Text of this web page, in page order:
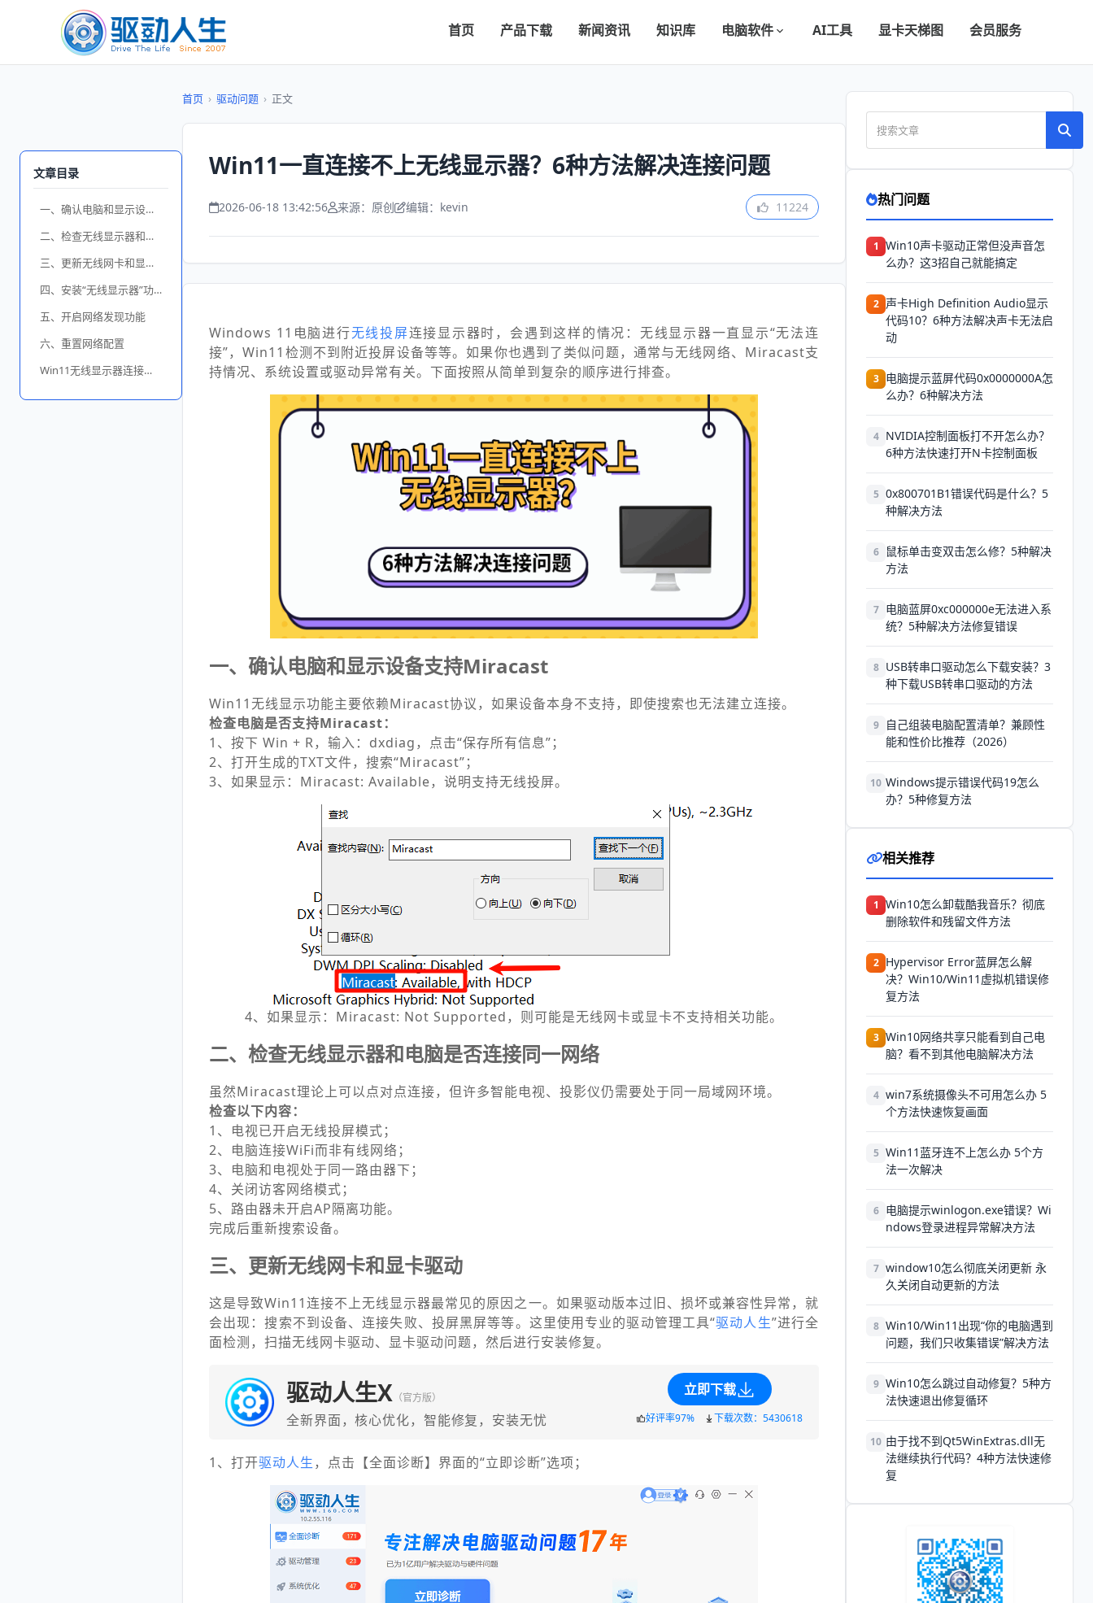
首页 产品下载 新闻资讯 知识库 电脑软件 AI工具 显卡天梯图 会员服务
文章目录
一、确认电脑和显示设备支持Miracast
二、检查无线显示器和电脑是否连接同一网络
三、更新无线网卡和显卡驱动
四、安装“无线显示器”功能组件
五、开启网络发现功能
六、重置网络配置
Win11无线显示器连接步骤
首页 › 驱动问题 › 正文
Win11一直连接不上无线显示器？6种方法解决连接问题
2026-06-18 13:42:56 来源：原创 编辑：kevin 11224
Windows 11电脑进行无线投屏连接显示器时，会遇到这样的情况：无线显示器一直显示“无法连
接”，Win11检测不到附近投屏设备等等。如果你也遇到了类似问题，通常与无线网络、Miracast支
持情况、系统设置或驱动异常有关。下面按照从简单到复杂的顺序进行排查。
一、确认电脑和显示设备支持Miracast
Win11无线显示功能主要依赖Miracast协议，如果设备本身不支持，即使搜索也无法建立连接。
检查电脑是否支持Miracast：
1、按下 Win + R，输入：dxdiag，点击“保存所有信息”；
2、打开生成的TXT文件，搜索“Miracast”；
3、如果显示：Miracast: Available，说明支持无线投屏。
4、如果显示：Miracast: Not Supported，则可能是无线网卡或显卡不支持相关功能。
二、检查无线显示器和电脑是否连接同一网络
虽然Miracast理论上可以点对点连接，但许多智能电视、投影仪仍需要处于同一局域网环境。
检查以下内容：
1、电视已开启无线投屏模式；
2、电脑连接WiFi而非有线网络；
3、电脑和电视处于同一路由器下；
4、关闭访客网络模式；
5、路由器未开启AP隔离功能。
完成后重新搜索设备。
三、更新无线网卡和显卡驱动
这是导致Win11连接不上无线显示器最常见的原因之一。如果驱动版本过旧、损坏或兼容性异常，就
会出现：搜索不到设备、连接失败、投屏黑屏等等。这里使用专业的驱动管理工具“驱动人生”进行全
面检测，扫描无线网卡驱动、显卡驱动问题，然后进行安装修复。
驱动人生X （官方版）
全新界面，核心优化，智能修复，安装无忧
立即下载
好评率97% 下载次数：5430618
1、打开驱动人生 ，点击【全面诊断】界面的“立即诊断”选项；
热门问题
1 Win10声卡驱动正常但没声音怎
么办？这3招自己就能搞定
2 声卡High Definition Audio显示
代码10？6种方法解决声卡无法启
动
3 电脑提示蓝屏代码0x0000000A怎
么办？6种解决方法
4 NVIDIA控制面板打不开怎么办？
6种方法快速打开N卡控制面板
5 0x800701B1错误代码是什么？5
种解决方法
6
鼠标单击变双击怎么修？5种解决
方法
7 电脑蓝屏0xc000000e无法进入系
统？5种解决方法修复错误
8 USB转串口驱动怎么下载安装？3
种下载USB转串口驱动的方法
9
自己组装电脑配置清单？兼顾性
能和性价比推荐（2026）
10 Windows提示错误代码19怎么
办？5种修复方法
相关推荐
1 Win10怎么卸载酷我音乐？彻底
删除软件和残留文件方法
2 Hypervisor Error蓝屏怎么解
决？Win10/Win11虚拟机错误修
复方法
3 Win10网络共享只能看到自己电
脑？看不到其他电脑解决方法
4 win7系统摄像头不可用怎么办 5
个方法快速恢复画面
5 Win11蓝牙连不上怎么办 5个方
法一次解决
6 电脑提示winlogon.exe错误？Wi
ndows登录进程异常解决方法
7 window10怎么彻底关闭更新 永
久关闭自动更新的方法
8 Win10/Win11出现“你的电脑遇到
问题，我们只收集错误”解决方法
9 Win10怎么跳过自动修复？5种方
法快速退出修复循环
10 由于找不到Qt5WinExtras.dll无
法继续执行代码？4种方法快速修
复